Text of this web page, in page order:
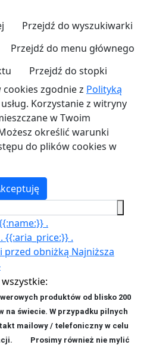
Przejdź do wyszukiwarki
Przejdź do menu głównego
Przejdź do stopki
zgodnie z Polityką
Korzystanie z witryny
w Twoim
określić warunki
do plików cookies w
.
. {{:aria_price:}} .
przed obniżką Najniższa
produktów od blisko 200
na świecie. W przypadku pilnych
mailowy / telefoniczny w celu
Prosimy również nie mylić